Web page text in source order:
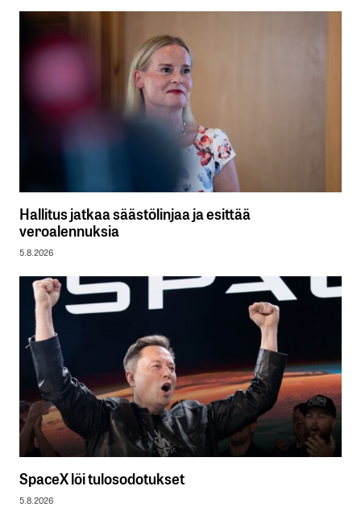
Hallitus jatkaa säästölinjaa ja esittää
veroalennuksia
5.8.2026
SpaceX löi tulosodotukset
5.8.2026